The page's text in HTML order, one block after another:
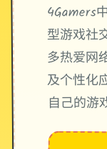
4Gamers
型游戏社
多热爱网
及个性化
自己的游